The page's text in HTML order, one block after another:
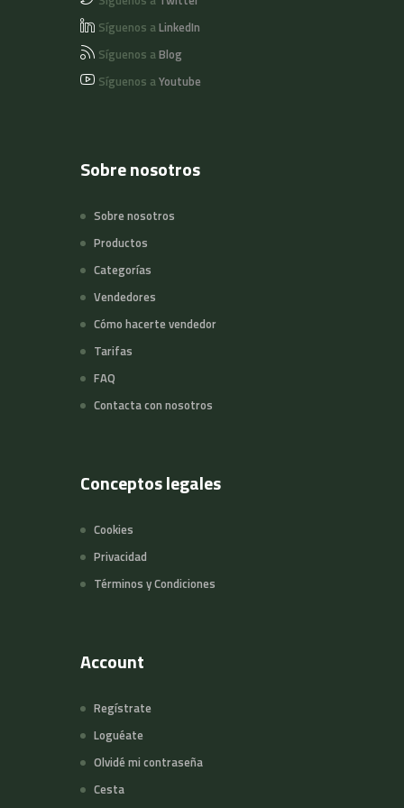
Síguenos aLinkedIn
Síguenos aBlog
Síguenos aYoutube
Sobre nosotros
Sobre nosotros
Productos
Categorías
Vendedores
Cómo hacerte vendedor
Tarifas
FAQ
Contacta con nosotros
Conceptos legales
Cookies
Privacidad
Términos y Condiciones
Account
Regístrate
Loguéate
Olvidé mi contraseña
Cesta